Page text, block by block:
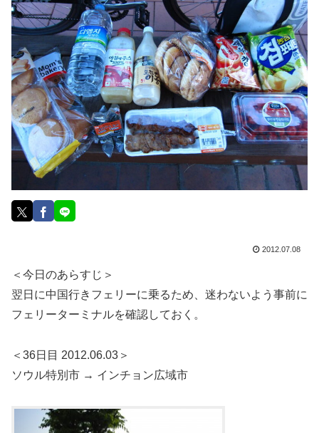
2012.07.08
＜今日のあらすじ＞
翌日に中国行きフェリーに乗るため、迷わないよう事前に
フェリーターミナルを確認しておく。
＜36日目 2012.06.03＞
ソウル特別市 → インチョン広域市